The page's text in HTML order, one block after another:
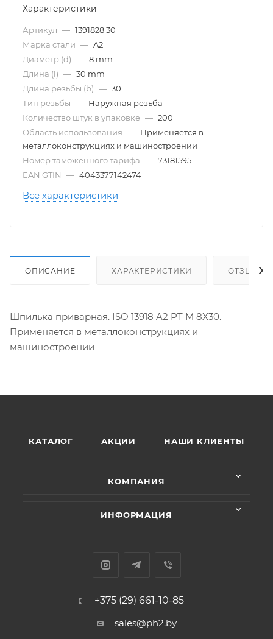
Характеристики
Артикул — 1391828 30
Марка стали — A2
Диаметр (d) — 8 mm
Длина (l) — 30 mm
Длина резьбы (b) — 30
Тип резьбы — Наружная резьба
Количество штук в упаковке — 200
Область использования — Применяется в
металлоконструкциях и машиностроении
Номер таможенного тарифа — 73181595
EAN GTIN
— 4043377142474
Все характеристики
ОПИСАНИЕ ХАРАКТЕРИСТИКИ ОТЗЫВЫ
Шпилька приварная. ISO 13918 A2 PT M 8X30.
Применяется в металлоконструкциях и
машиностроении
КАТАЛОГ АКЦИИ НАШИ КЛИЕНТЫ
КОМПАНИЯ
ИНФОРМАЦИЯ
+375 (29) 661-10-85
sales@ph2.by